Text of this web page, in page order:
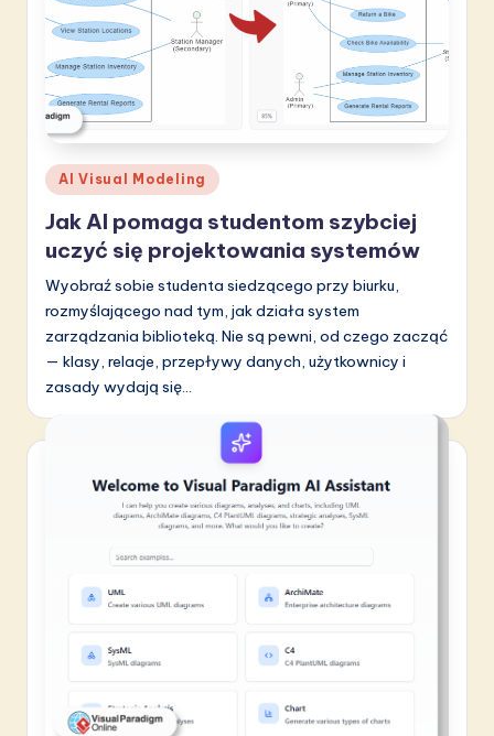
Posted
in
AI Visual Modeling
Jak AI pomaga studentom szybciej
uczyć się projektowania systemów
Wyobraź sobie studenta siedzącego przy biurku,
rozmyślającego nad tym, jak działa system
zarządzania biblioteką. Nie są pewni, od czego zacząć
— klasy, relacje, przepływy danych, użytkownicy i
zasady wydają się…